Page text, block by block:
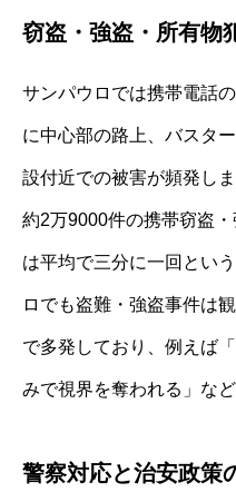
窃盗・強盗・所有物
サンパウロでは携帯電話
に中心部の路上、バスタ
設付近での被害が頻発し
約2万9000件の携帯窃盗
は平均で三分に一回とい
ロでも盗難・強盗事件は
で多発しており、例えば
みで視界を奪われる」な
警察対応と治安政策